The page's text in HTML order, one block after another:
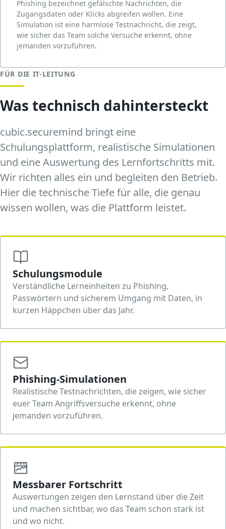
Phishing bezeichnet gefälschte Nachrichten, die
Zugangsdaten oder Klicks abgreifen wollen. Eine
Simulation ist eine harmlose Testnachricht, die zeigt,
wie sicher das Team solche Versuche erkennt, ohne
jemanden vorzuführen.
FÜR DIE IT-LEITUNG
Was technisch dahintersteckt
cubic.securemind bringt eine
Schulungsplattform, realistische Simulationen
und eine Auswertung des Lernfortschritts mit.
Wir richten alles ein und begleiten den Betrieb.
Hier die technische Tiefe für alle, die genau
wissen wollen, was die Plattform leistet.
Schulungsmodule
Verständliche Lerneinheiten zu Phishing,
Passwörtern und sicherem Umgang mit Daten, in
kurzen Häppchen über das Jahr.
Phishing-Simulationen
Realistische Testnachrichten, die zeigen, wie sicher
euer Team Angriffsversuche erkennt, ohne
jemanden vorzuführen.
Messbarer Fortschritt
Auswertungen zeigen den Lernstand über die Zeit
und machen sichtbar, wo das Team schon stark ist
und wo nicht.